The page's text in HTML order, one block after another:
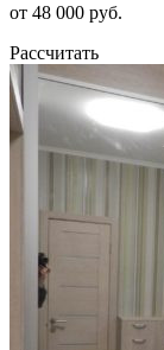
от 48 000 руб.
Рассчитать